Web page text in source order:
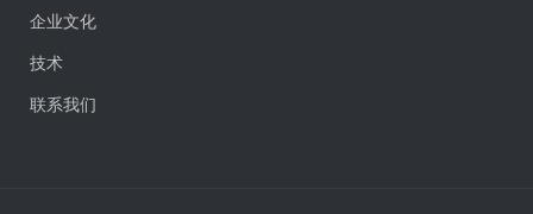
企业文化
技术
联系我们